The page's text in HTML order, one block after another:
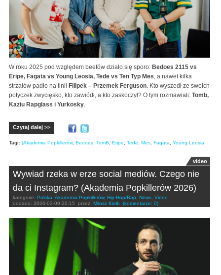
W roku 2025 pod względem beefów działo się sporo: Bedoes 2115 vs
Eripe, Fagata vs Young Leosia, Tede vs Ten Typ Mes, a nawet kilka
strzałów padło na linii Filipek – Przemek Ferguson. Kto wyszedł ze swoich
potyczek zwycięsko, kto zawiódł, a kto zaskoczył? O tym rozmawiali: Tomb,
Kaziu Rapglass i Yurkosky.
Czytaj dalej >>
Tagi: (Akademia Popkillerów, Bedoes, TomB, Eripe, Tede, Mes, Fagata, Young Leosia
video
Wywiad rzeka w erze social mediów. Czego nie
da ci Instagram? (Akademia Popkillerów 2026)
kategorie: Polska, Akademia Popkillerów, Hip-Hop/Rap, News, Video
dodano: 2026-03-09 20:15 przez: Miłosz Kiełb (komentarze: 0)